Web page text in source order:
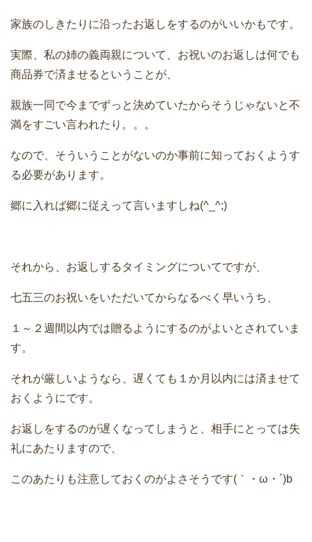
家族のしきたりに沿ったお返しをするのがいいかもです。
実際、私の姉の義両親について、お祝いのお返しは何でも
商品券で済ませるということが、
親族一同で今までずっと決めていたからそうじゃないと不
満をすごい言われたり。。。
なので、そういうことがないのか事前に知っておくようす
る必要があります。
郷に入れば郷に従えって言いますしね(^_^;)
それから、お返しするタイミングについてですが、
七五三のお祝いをいただいてからなるべく早いうち、
１～２週間以内では贈るようにするのがよいとされていま
す。
それが厳しいようなら、遅くても１か月以内には済ませて
おくようにです。
お返しをするのが遅くなってしまうと、相手にとっては失
礼にあたりますので、
このあたりも注意しておくのがよさそうです(｀・ω・´)b